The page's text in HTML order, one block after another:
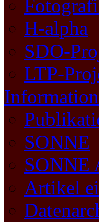
H-alpha
SDO-
LTP-
SONNE
SONNE
Artikel